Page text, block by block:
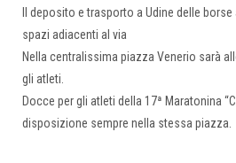
Il deposito e trasporto a Udine delle
spazi adiacenti al via
Nella centralissima piazza Venerio sarà
gli atleti.
Docce per gli atleti della 17ª Maratonina
disposizione sempre nella stessa piazza.